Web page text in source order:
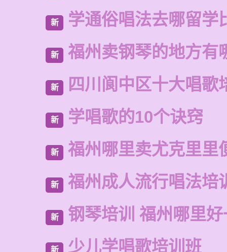
新 学通俗唱法去哪留学
新 福州卖钢琴的地方有
新 四川阆中区十大唱歌
新 学唱歌的10个诀窍
新 福州哪里卖尤克里里
新 福州成人流行唱法培
新 钢琴培训 福州哪里
新 少儿学唱歌培训班